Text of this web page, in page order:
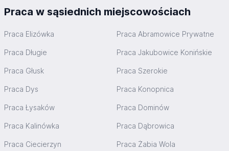
Praca w sąsiednich miejscowościach
Praca Elizówka Praca Abramowice Prywatne
Praca Długie Praca Jakubowice Konińskie
Praca Głusk Praca Szerokie
Praca Dys Praca Konopnica
Praca Łysaków Praca Dominów
Praca Kalinówka Praca Dąbrowica
Praca Ciecierzyn Praca Żabia Wola